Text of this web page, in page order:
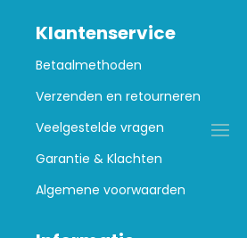
Klantenservice
Betaalmethoden
Verzenden en retourneren
Veelgestelde vragen
Garantie & Klachten
Algemene voorwaarden